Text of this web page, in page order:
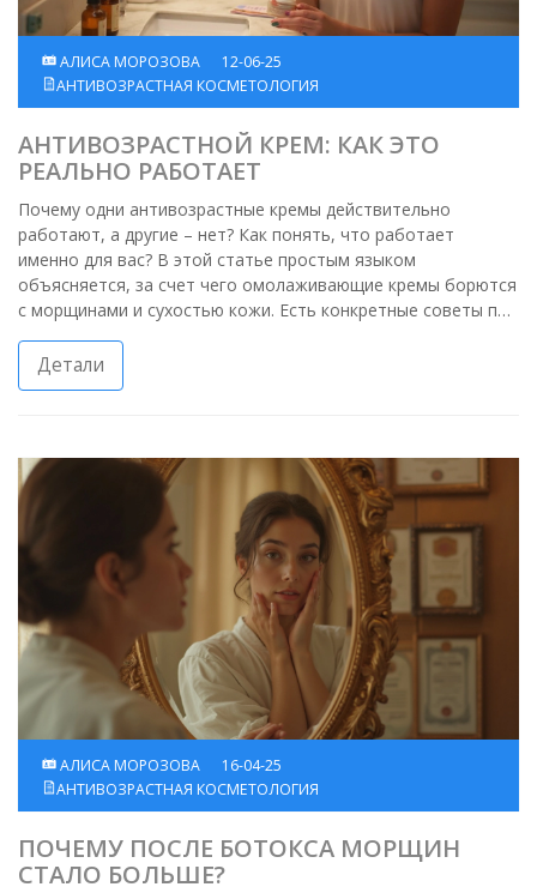
АЛИСА МОРОЗОВА
12-06-25
АНТИВОЗРАСТНАЯ КОСМЕТОЛОГИЯ
АНТИВОЗРАСТНОЙ КРЕМ: КАК ЭТО
РЕАЛЬНО РАБОТАЕТ
Почему одни антивозрастные кремы действительно
работают, а другие – нет? Как понять, что работает
именно для вас? В этой статье простым языком
объясняется, за счет чего омолаживающие кремы борются
с морщинами и сухостью кожи. Есть конкретные советы по
выбору эффективного крема и разбор популярных
ингредиентов. Также вы узнаете, как повысить результат
от применения домашнего ухода.
Детали
АЛИСА МОРОЗОВА
16-04-25
АНТИВОЗРАСТНАЯ КОСМЕТОЛОГИЯ
ПОЧЕМУ ПОСЛЕ БОТОКСА МОРЩИН
СТАЛО БОЛЬШЕ?